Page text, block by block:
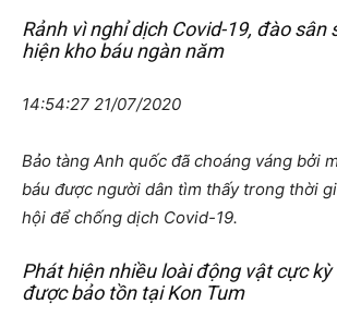
Rảnh vì nghỉ dịch Covid-19, đào sân
hiện kho báu ngàn năm
14:54:27 21/07/2020
Bảo tàng Anh quốc đã choáng váng bởi
báu được người dân tìm thấy trong thời
hội để chống dịch Covid-19.
Phát hiện nhiều loài động vật cực
được bảo tồn tại Kon Tum